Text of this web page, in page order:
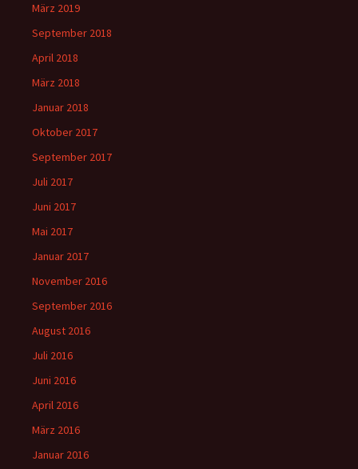
März 2019
September 2018
April 2018
März 2018
Januar 2018
Oktober 2017
September 2017
Juli 2017
Juni 2017
Mai 2017
Januar 2017
November 2016
September 2016
August 2016
Juli 2016
Juni 2016
April 2016
März 2016
Januar 2016